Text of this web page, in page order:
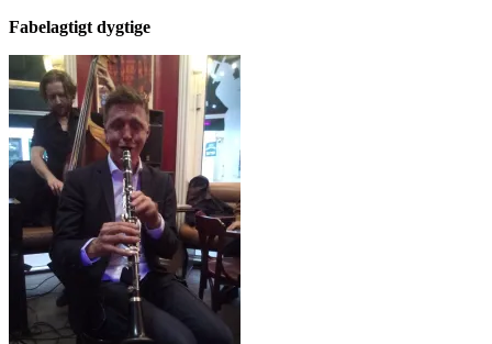
Fabelagtigt dygtige